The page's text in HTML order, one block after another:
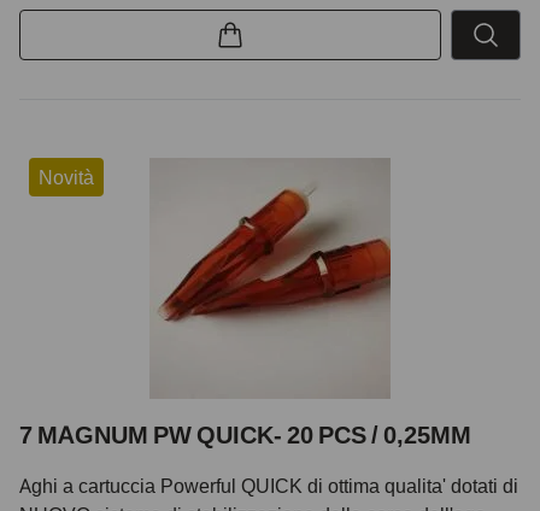
Novità
7 MAGNUM PW QUICK- 20 PCS / 0,25MM
Aghi a cartuccia Powerful QUICK di ottima qualita' dotati di